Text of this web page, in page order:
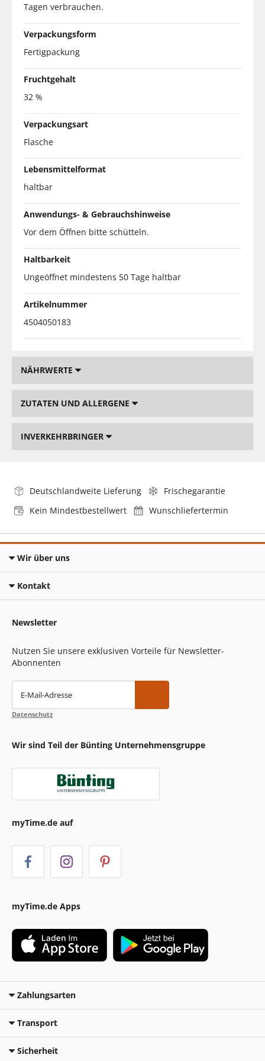
Tagen verbrauchen.
Verpackungsform
Fertigpackung
Fruchtgehalt
32 %
Verpackungsart
Flasche
Lebensmittelformat
haltbar
Anwendungs- & Gebrauchshinweise
Vor dem Öffnen bitte schütteln.
Haltbarkeit
Ungeöffnet mindestens 50 Tage haltbar
Artikelnummer
4504050183
NÄHRWERTE
ZUTATEN UND ALLERGENE
INVERKEHRBRINGER
Deutschlandweite Lieferung
Frischegarantie
Kein Mindestbestellwert
Wunschliefertermin
Wir über uns
Kontakt
Newsletter
Nutzen Sie unsere exklusiven Vorteile für Newsletter-
Abonnenten
E-Mail-Adresse
Datenschutz
Wir sind Teil der Bünting Unternehmensgruppe
myTime.de auf
myTime.de Apps
Zahlungsarten
Transport
Sicherheit